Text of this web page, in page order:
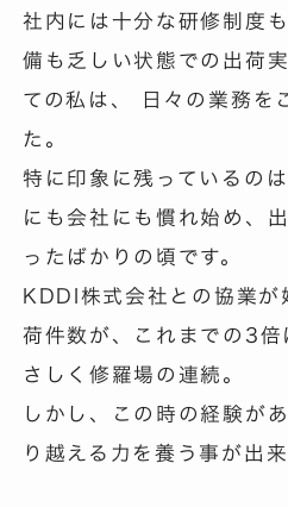
社内には十分な研修制度
備も乏しい状態での出荷
ての私は、 日々の業務を
た。
特に印象に残っているの
にも会社にも慣れ始め、
ったばかりの頃です。
KDDI株式会社との協業が
荷件数が、これまでの3倍
さしく修羅場の連続。
しかし、この時の経験が
り越える力を養う事が出来